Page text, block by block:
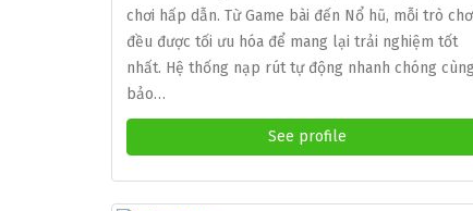
chơi hấp dẫn. Từ Game bài đến Nổ hũ, mỗi trò
đều được tối ưu hóa để mang lại trải nghiệm tốt
nhất. Hệ thống nạp rút tự động nhanh chóng cùng
bảo…
See profile